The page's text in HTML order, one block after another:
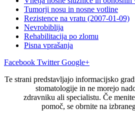
Tumorji nosu in nosne votline
Rezistence na vratu (2007-01-09)
Nevrobiblija
Rehabilitacija po zlomu
Pisna vprašanja
Facebook Twitter Google+
Te strani predstavljajo informacijsko
stomatologije in ne morejo
zdravniku ali specialistu. Če
pomoč, se obrnite na